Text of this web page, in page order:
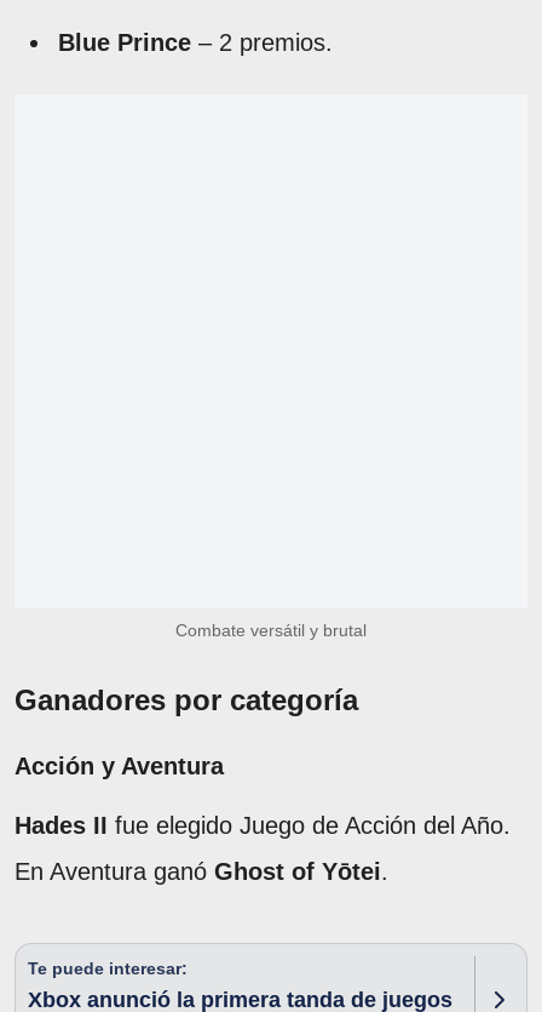
Blue Prince – 2 premios.
Combate versátil y brutal
Ganadores por categoría
Acción y Aventura
Hades II fue elegido Juego de Acción del Año.
En Aventura ganó Ghost of Yōtei.
Te puede interesar:
Xbox anunció la primera tanda de juegos